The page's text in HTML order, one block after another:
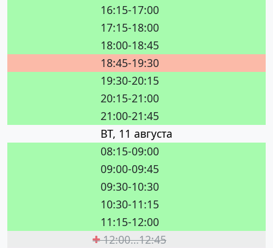
16:15-17:00
17:15-18:00
18:00-18:45
18:45-19:30
19:30-20:15
20:15-21:00
21:00-21:45
ВТ, 11 августа
08:15-09:00
09:00-09:45
09:30-10:30
10:30-11:15
11:15-12:00
12:00…12:45